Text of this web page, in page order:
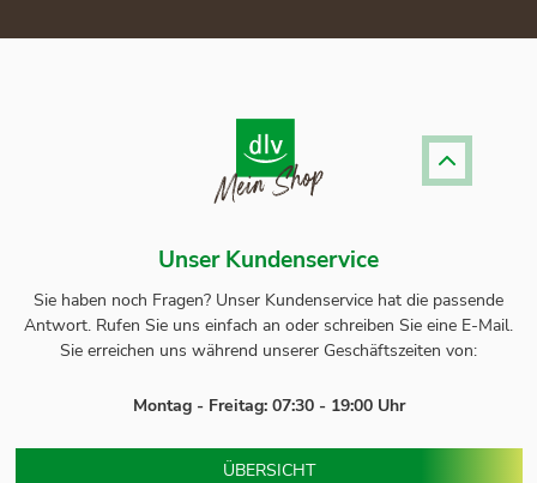
Unser Kundenservice
Sie haben noch Fragen? Unser Kundenservice hat die passende
Antwort. Rufen Sie uns einfach an oder schreiben Sie eine E-Mail.
Sie erreichen uns während unserer Geschäftszeiten von:
Montag - Freitag: 07:30 - 19:00 Uhr
ÜBERSICHT